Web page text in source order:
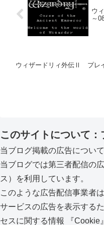
ウ
～
ウィザードリィ外伝Ⅱ プレ
このサイトについて
当ブログ掲載の広告について
当ブログでは第三者配信の
ス）を利用しています。
このような広告配信事業者
サービスの広告を表示する
セスに関する情報 『Cookie